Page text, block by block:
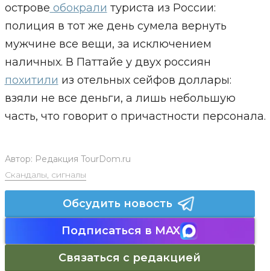
острове обокрали туриста из России:
полиция в тот же день сумела вернуть
мужчине все вещи, за исключением
наличных. В Паттайе у двух россиян
похитили из отельных сейфов доллары:
взяли не все деньги, а лишь небольшую
часть, что говорит о причастности персонала.
Автор: Редакция TourDom.ru
Скандалы, сигналы
Обсудить новость
Подписаться в MAX
Связаться с редакцией